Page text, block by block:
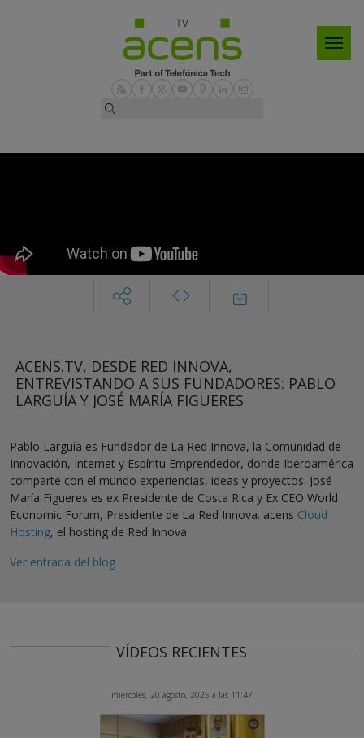
ACENS.TV, DESDE RED INNOVA,
ENTREVISTANDO A SUS FUNDADORES: PABLO
LARGUÍA Y JOSÉ MARÍA FIGUERES
Pablo Larguía es Fundador de La Red Innova, la Comunidad de
Innovación, Internet y Espíritu Emprendedor, donde Iberoamérica
comparte con el mundo experiencias, ideas y proyectos. José
María Figueres es ex Presidente de Costa Rica y Ex CEO World
Economic Forum, Presidente de La Red Innova. acens Cloud
Hosting, el hosting de Red Innova.
Ver entrada del blog
VÍDEOS RECIENTES
miércoles, 20 agosto, 2025 a las 11:47